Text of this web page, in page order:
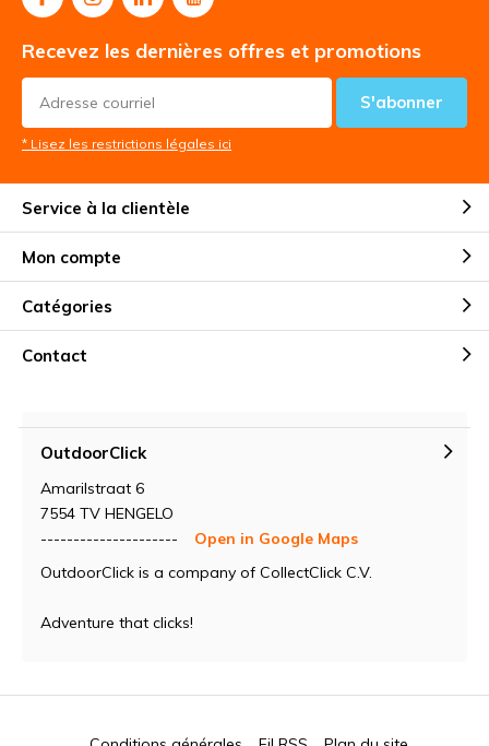
Recevez les dernières offres et promotions
S'abonner
* Lisez les restrictions légales ici
Service à la clientèle
Mon compte
Catégories
Contact
OutdoorClick
Amarilstraat 6
7554 TV HENGELO
---------------------
Open in Google Maps
OutdoorClick is a company of CollectClick C.V.
Adventure that clicks!